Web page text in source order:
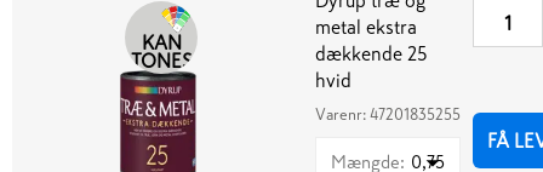
KAN
TONES
metal ekstra
dækkende 25
hvid
Varenr: 47201835255
Mængde: 0,75
FÅ